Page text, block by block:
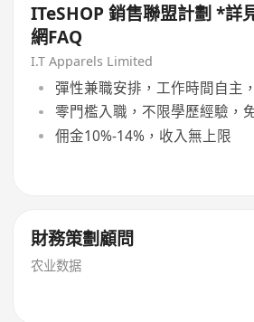
ITeSHOP 銷售聯盟計劃 *詳
網FAQ
I.T Apparels Limited
彈性兼職安排，工作時間自主
零門檻入職，不限學歷經驗，
佣金10%-14%，收入無上限
財務策劃顧問
农业数据